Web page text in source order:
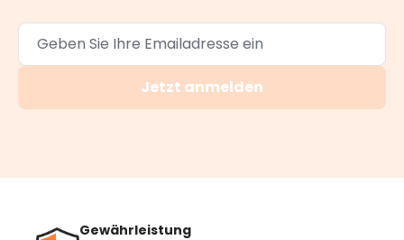
Jetzt anmelden
Gewährleistung